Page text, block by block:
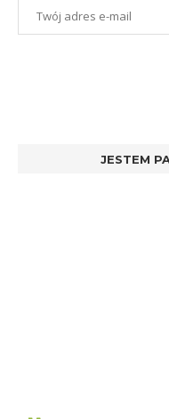
JESTEM